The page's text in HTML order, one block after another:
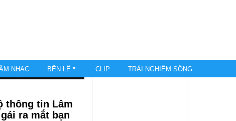
NHẠC BÊN LỀ CLIP TRẢI NGHIỆM SỐNG
thông tin Lâm
ra mắt bạn